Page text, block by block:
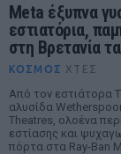
Meta έξυπνα
εστιατόρια,
στη Βρετανία
ΚΌΣΜΟΣ ΧΤΕΣ
Από τον εστιάτορα
αλυσίδα
Theatres, ολοένα
εστίασης και
πόρτα στα Ray-Ban